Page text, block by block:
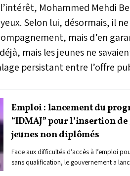
Mohammed Mehdi
Selon lui, désormais, il
mais d’en
mais les jeunes ne
persistant entre l’offre
Emploi : lancement du
“IDMAJ” pour l’insertion
jeunes non diplômés
Face aux difficultés d’accès à l’emploi
sans qualification, le gouvernement a